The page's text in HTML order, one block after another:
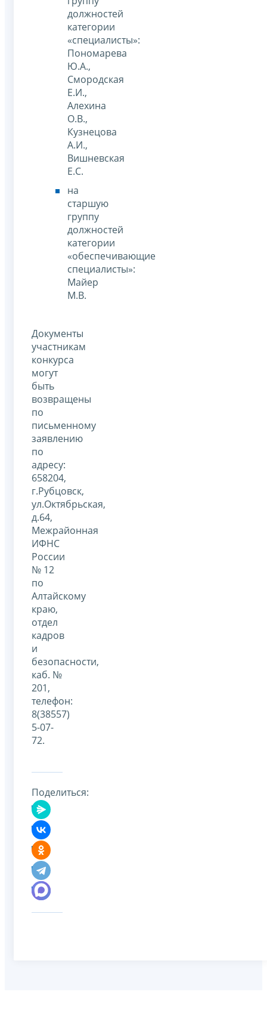
должностей
категории
«специалисты»:
Пономарева
Ю.А.,
Смородская
Е.И.,
Алехина
О.В.,
Кузнецова
А.И.,
Вишневская
Е.С.
на
старшую
группу
должностей
категории
«обеспечивающие
специалисты»:
Майер
М.В.
Документы
участникам
конкурса
могут
быть
возвращены
по
письменному
заявлению
по
адресу:
658204,
г.Рубцовск,
ул.Октябрьская,
д.64,
Межрайонная
ИФНС
России
№ 12
по
Алтайскому
краю,
отдел
кадров
и
безопасности,
каб. №
201,
телефон:
8(38557)
5-07-
72.
Поделиться: